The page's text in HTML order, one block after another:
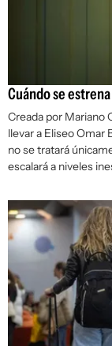
Cuándo se
Creada por Mariano
llevar a Eliseo Omar
no se tratará
escalará a niveles